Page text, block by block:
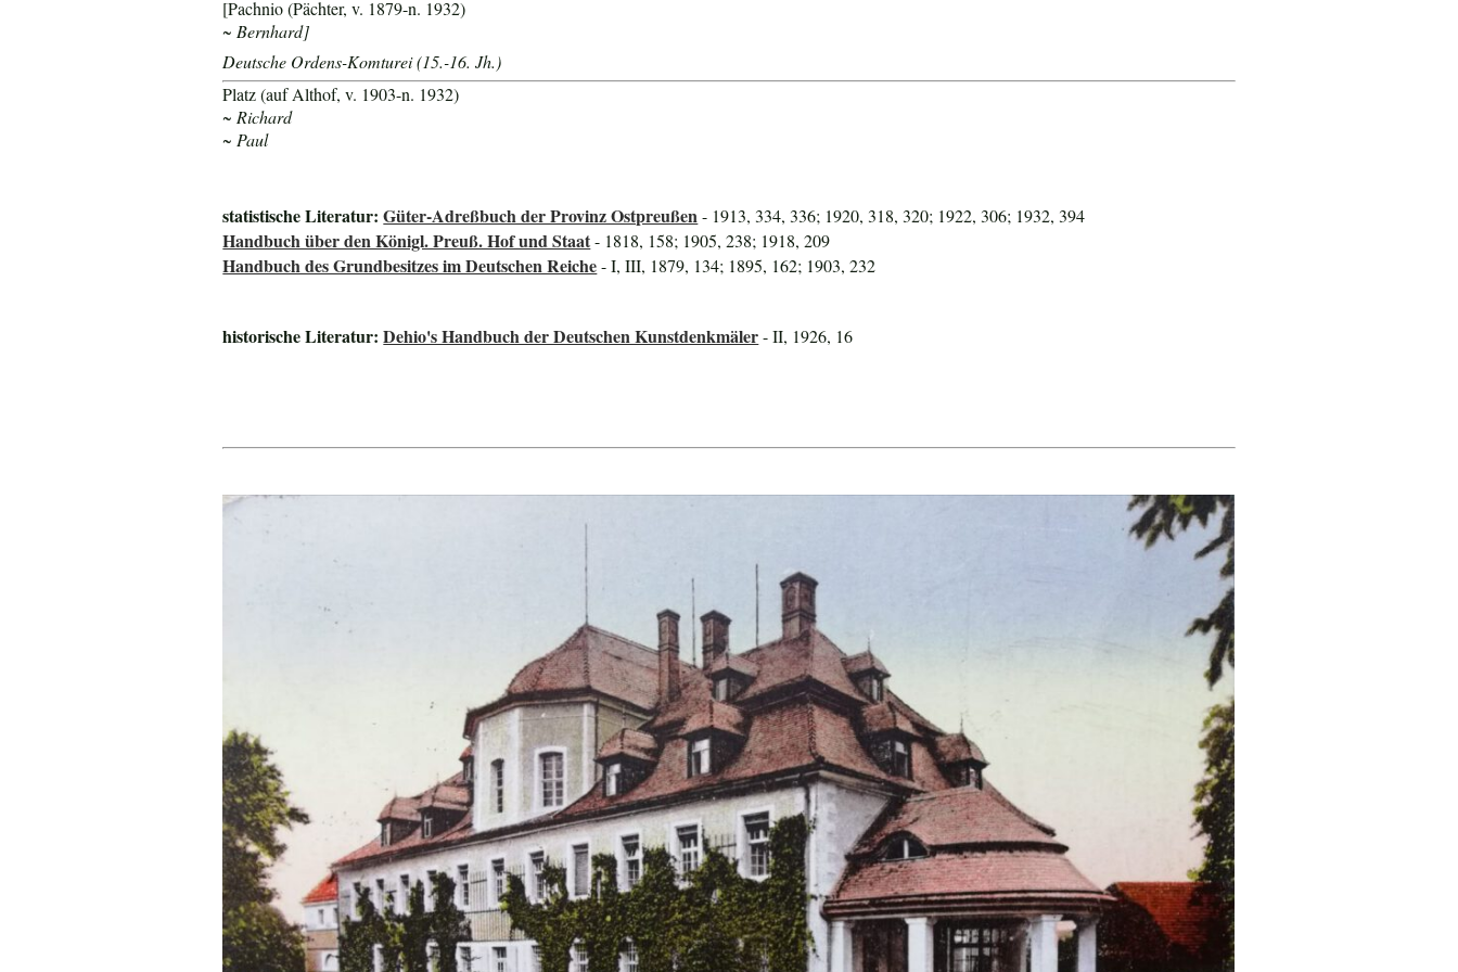
[Pachnio (Pächter, v. 1879-n. 1932)
~ Bernhard]
Deutsche Ordens-Komturei (15.-16. Jh.)
Platz (auf Althof, v. 1903-n. 1932)
~ Richard
~ Paul
statistische Literatur:Güter-Adreßbuch der Provinz Ostpreußen- 1913, 334, 336; 1920, 318, 320; 1922, 306; 1932, 394
Handbuch über den Königl. Preuß. Hof und Staat- 1818, 158; 1905, 238; 1918, 209
Handbuch des Grundbesitzes im Deutschen Reiche- I, III, 1879, 134; 1895, 162; 1903, 232
historische Literatur:Dehio's Handbuch der Deutschen Kunstdenkmäler- II, 1926, 16